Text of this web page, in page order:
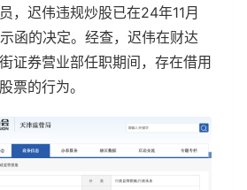
，迟伟违规炒股已在24年11月
函的决定。经查，迟伟在财达
证券营业部任职期间，存在借用
票的行为。